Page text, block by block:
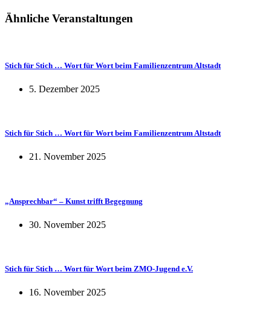
Ähnliche Veranstaltungen
Stich für Stich … Wort für Wort beim Familienzentrum Altstadt
5. Dezember 2025
Stich für Stich … Wort für Wort beim Familienzentrum Altstadt
21. November 2025
„Ansprechbar“ – Kunst trifft Begegnung
30. November 2025
Stich für Stich … Wort für Wort beim ZMO-Jugend e.V.
16. November 2025